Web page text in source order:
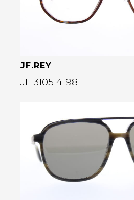
JF.REY
JF 3105 4198
Bekijk deze bril